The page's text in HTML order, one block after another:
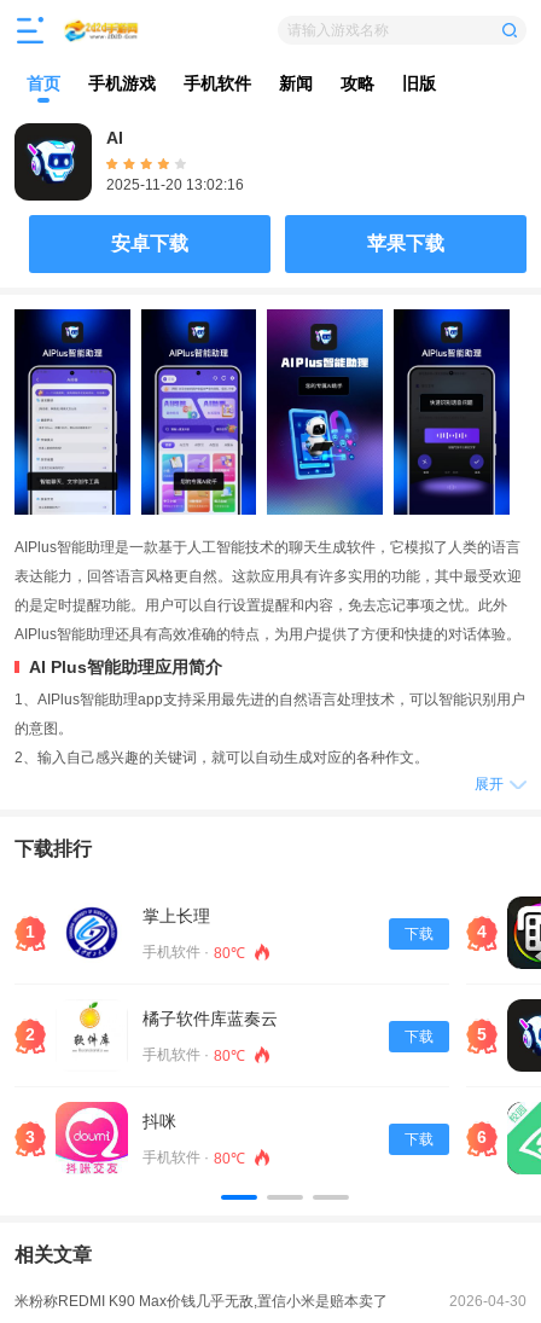
请输入游戏名称
首页 手机游戏 手机软件 新闻 攻略 旧版
AI
2025-11-20 13:02:16
安卓下载 苹果下载
AIPlus智能助理是一款基于人工智能技术的聊天生成软件，它模拟了人类的语言
表达能力，回答语言风格更自然。这款应用具有许多实用的功能，其中最受欢迎
的是定时提醒功能。用户可以自行设置提醒和内容，免去忘记事项之忧。此外
AIPlus智能助理还具有高效准确的特点，为用户提供了方便和快捷的对话体验。
AI Plus智能助理应用简介
1、AIPlus智能助理app支持采用最先进的自然语言处理技术，可以智能识别用户
的意图。
2、输入自己感兴趣的关键词，就可以自动生成对应的各种作文。
3、这个功能非常适合需要写作的人，它可以帮助用户节省和精力，同时还可以
应用描述
用户整合了强大的中文训练模型，随时随地和用户交谈聊天。
2、几乎能够回答用户提出的所有，解决各式各样的困难。
应用内容
1、这些模板可以帮助用户轻松地完成各种文体的写作任务。
2、在智能问答方面，AIPlus智能助理具备较强的知识库和语义分析能力，能够
3、同时它还支持在线购物功能，在对话中，用户可以直接进行商品选择和购
买。
2、AIPlus智能助理还提供了个性化推荐的功能，可以根据用户的兴趣和需求，
3、这个功能非常实用，可以让用户更快地找到自己感兴趣的内容和商品。
展开
下载排行
1
掌上长理
手机软件 · 80℃
下载
2
橘子软件库蓝奏云
手机软件 · 80℃
下载
3
抖咪
手机软件 · 80℃
下载
4
5
6
相关文章
米粉称REDMI K90 Max价钱几乎无敌,置信小米是赔本卖了
2026-04-30